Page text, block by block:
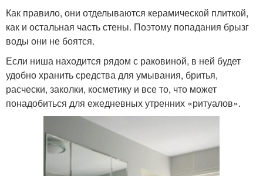
Как правило, они отделываются керамической плиткой,
как и остальная часть стены. Поэтому попадания брызг
воды они не боятся.
Если ниша находится рядом с раковиной, в ней будет
удобно хранить средства для умывания, бритья,
расчески, заколки, косметику и все то, что может
понадобиться для ежедневных утренних «ритуалов».